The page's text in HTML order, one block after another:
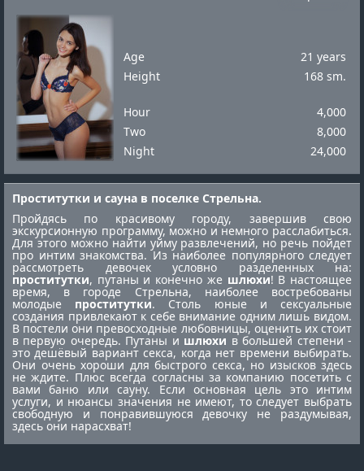
Age
21 years
Height
168 sm.
Hour
4,000
Two
8,000
Night
24,000
Проститутки и сауна в поселке Стрельна.
Пройдясь по красивому городу, завершив свою
экскурсионную программу, можно и немного расслабиться.
Для этого можно найти уйму развлечений, но речь пойдет
про интим знакомства. Из наиболее популярного следует
рассмотреть девочек условно разделенных на:
проститутки, путаны и конечно же шлюхи! В настоящее
время, в городе Стрельна, наиболее востребованы
молодые проститутки. Столь юные и сексуальные
создания привлекают к себе внимание одним лишь видом.
В постели они превосходные любовницы, оценить их стоит
в первую очередь. Путаны и шлюхи в большей степени -
это дешёвый вариант секса, когда нет времени выбирать.
Они очень хороши для быстрого секса, но изысков здесь
не ждите. Плюс всегда согласны за компанию посетить с
вами баню или сауну. Если основная цель это интим
услуги, и нюансы значения не имеют, то следует выбрать
свободную и понравившуюся девочку не раздумывая,
здесь они нарасхват!